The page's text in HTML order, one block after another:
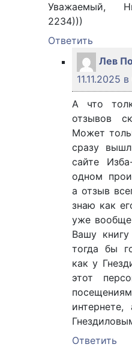
Уважаемый,
2234)))
Ответить
Лев
11.11.2025
А что
отзывов
Может
сразу
сайте
одном
а отзыв
знаю как
уже вообще
Вашу
тогда бы
как у
этот
Ответить